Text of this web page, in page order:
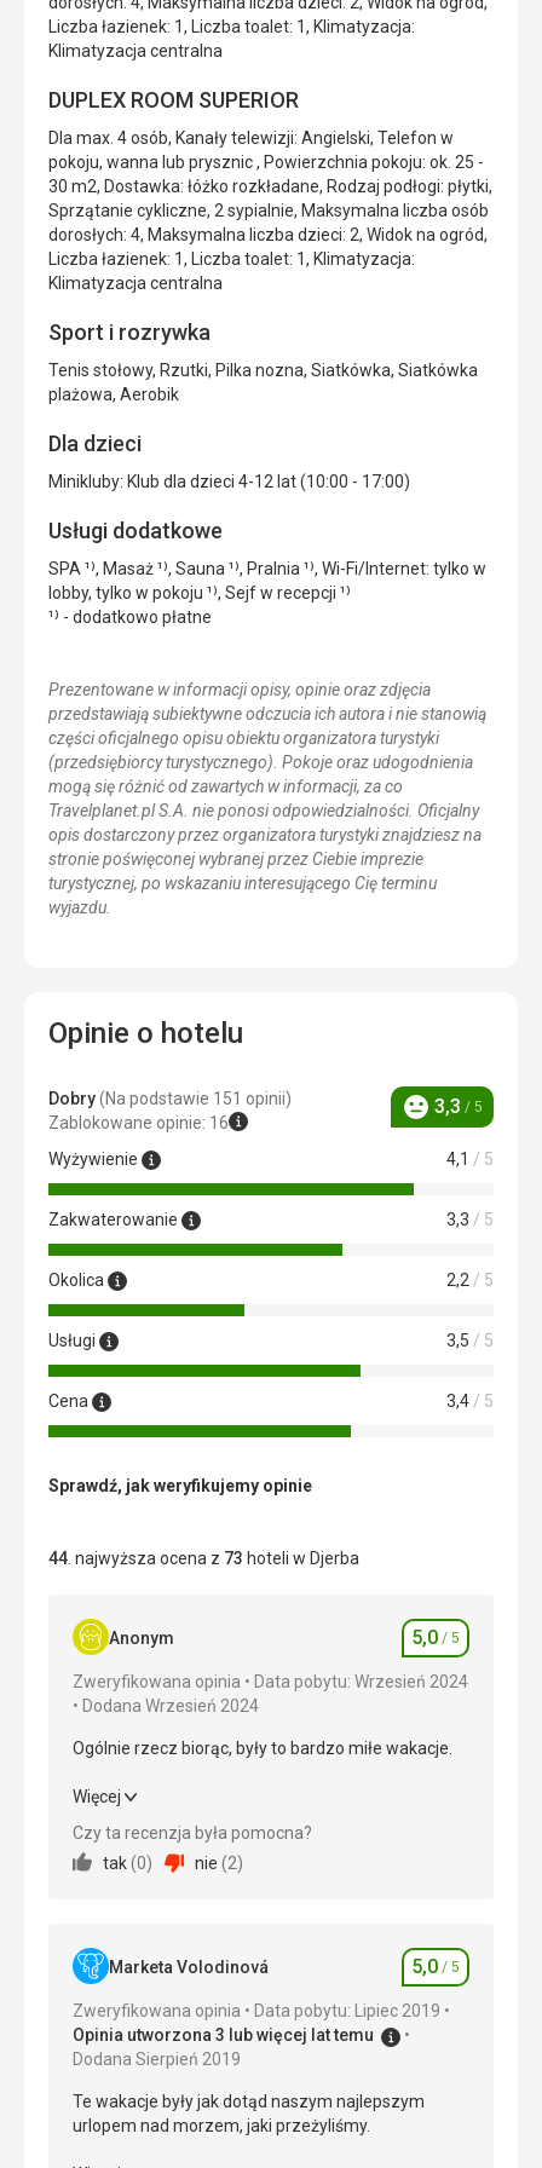
Liczba łazienek: 1, Liczba toalet: 1, Klimatyzacja:
Klimatyzacja centralna
DUPLEX ROOM SUPERIOR
Dla max. 4 osób, Kanały telewizji: Angielski, Telefon w
pokoju, wanna lub prysznic , Powierzchnia pokoju: ok. 25 -
30 m2, Dostawka: łóżko rozkładane, Rodzaj podłogi: płytki,
Sprzątanie cykliczne, 2 sypialnie, Maksymalna liczba osób
dorosłych: 4, Maksymalna liczba dzieci: 2, Widok na ogród,
Liczba łazienek: 1, Liczba toalet: 1, Klimatyzacja:
Klimatyzacja centralna
Sport i rozrywka
Tenis stołowy, Rzutki, Pilka nozna, Siatkówka, Siatkówka
plażowa, Aerobik
Dla dzieci
Minikluby: Klub dla dzieci 4-12 lat (10:00 - 17:00)
Usługi dodatkowe
SPA ¹⁾, Masaż ¹⁾, Sauna ¹⁾, Pralnia ¹⁾, Wi-Fi/Internet: tylko w
lobby, tylko w pokoju ¹⁾, Sejf w recepcji ¹⁾
¹⁾ - dodatkowo płatne
Prezentowane w informacji opisy, opinie oraz zdjęcia
przedstawiają subiektywne odczucia ich autora i nie stanowią
części oficjalnego opisu obiektu organizatora turystyki
(przedsiębiorcy turystycznego). Pokoje oraz udogodnienia
mogą się różnić od zawartych w informacji, za co
Travelplanet.pl S.A. nie ponosi odpowiedzialności. Oficjalny
opis dostarczony przez organizatora turystyki znajdziesz na
stronie poświęconej wybranej przez Ciebie imprezie
turystycznej, po wskazaniu interesującego Cię terminu
wyjazdu.
Opinie o hotelu
Dobry(Na podstawie 151 opinii)
Zablokowane opinie: 16
Ocena
3,3 / 5
Wyżywienie 4,1 / 5
Zakwaterowanie 3,3 / 5
Okolica 2,2/ 5
Usługi 3,5 / 5
Cena 3,4/ 5
Sprawdź, jak weryfikujemy opinie
44. najwyższa ocena z 73 hoteli w Djerba
Anonym Ocena
5,0 / 5
Zweryfikowana opinia
Data pobytu: Wrzesień 2024
Dodana Wrzesień 2024
Ogólnie rzecz biorąc, były to bardzo miłe wakacje.
Ogólnie rzecz biorąc, były to bardzo miłe wakacje.
Wyżywienie
Usługi 5,0/ 5
Cena
Więcej
Czy ta recenzja była pomocna?
tak (0) nie (2)
Marketa Volodinová Ocena
5,0 / 5
Zweryfikowana opinia
Data pobytu: Lipiec 2019
Opinia utworzona 3 lub więcej lat temu
Dodana Sierpień 2019
Te wakacje były jak dotąd naszym najlepszym
urlopem nad morzem, jaki przeżyliśmy.